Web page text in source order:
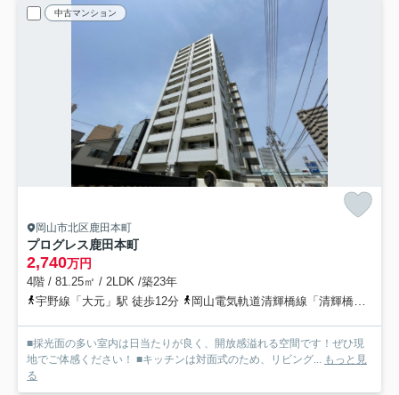
中古マンション
岡山市北区鹿田本町
プログレス鹿田本町
2,740万円
4階 / 81.25㎡ / 2LDK /築23年
宇野線「大元」駅 徒歩12分
岡山電気軌道清輝橋線「清輝橋」駅 徒歩12分
■採光面の多い室内は日当たりが良く、開放感溢れる空間です！ぜひ現
地でご体感ください！ ■キッチンは対面式のため、リビング...
もっと見
る